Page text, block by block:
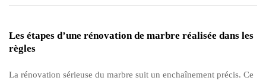
Les étapes d’une rénovation de marbre réalisée dans les
règles
La rénovation sérieuse du marbre suit un enchaînement précis. Ce